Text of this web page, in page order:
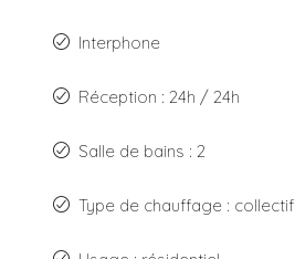
Interphone
Réception : 24h / 24h
Salle de bains : 2
Type de chauffage : collectif